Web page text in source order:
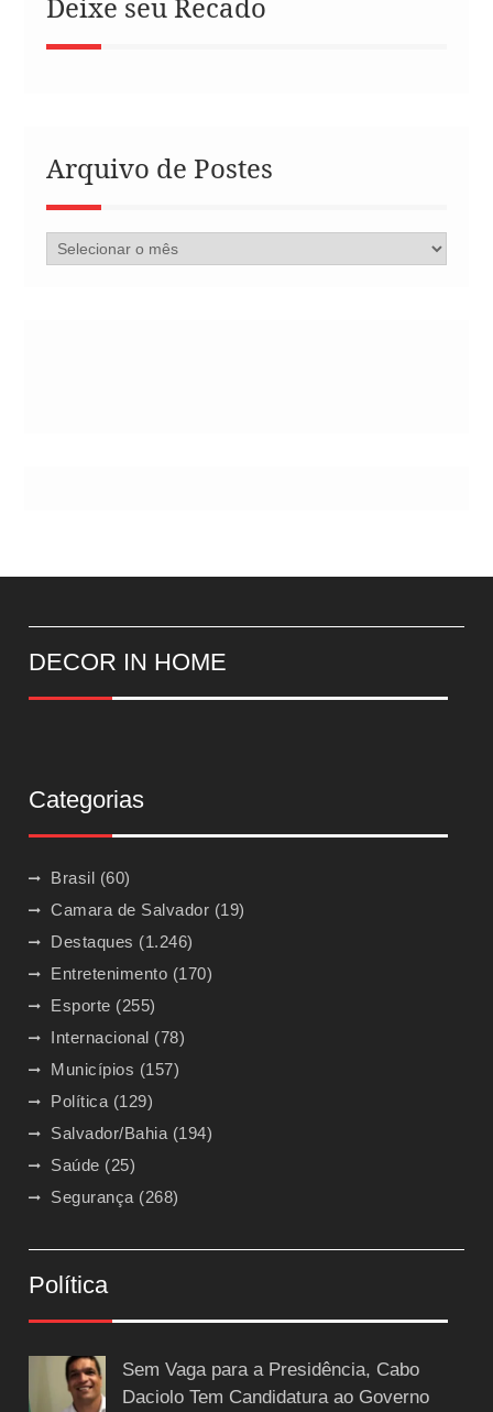
Arquivo de Postes
Arquivo
de
DECOR IN HOME
Categorias
Brasil (60)
Camara de Salvador (19)
Destaques (1.246)
Entretenimento (170)
Esporte (255)
Internacional (78)
Municípios (157)
Política (129)
Salvador/Bahia (194)
Saúde (25)
Segurança (268)
Política
Sem Vaga para a Presidência, Cabo
Daciolo Tem Candidatura ao Governo